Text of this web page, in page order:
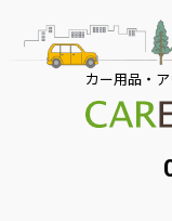
カー用品・